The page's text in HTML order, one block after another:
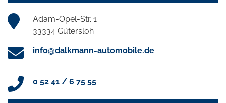
Adam-Opel-Str. 1
33334 Gütersloh
info@dalkmann-automobile.de
0 52 41 / 6 75 55